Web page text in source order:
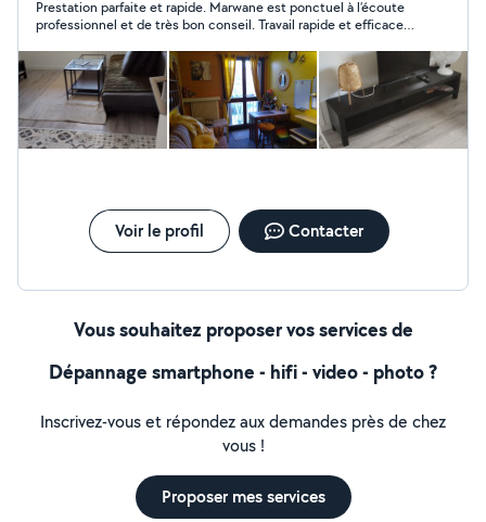
Prestation parfaite et rapide. Marwane est ponctuel à l’écoute
professionnel et de très bon conseil. Travail rapide et efficace.
Voir le profil Contacter
Vous souhaitez proposer vos services de
Dépannage smartphone - hifi - video - photo ?
Inscrivez-vous et répondez aux demandes près de chez
vous !
Proposer mes services